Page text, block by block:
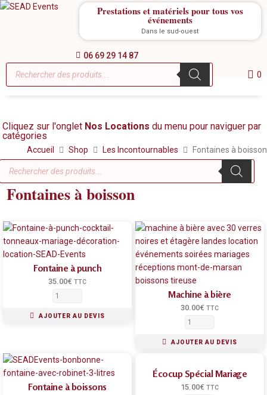
Prestations et matériels pour tous vos
événements
Dans le sud-ouest
06 69 29 14 87
0
Cliquez sur l'onglet Nos Locations du menu pour naviguer par
catégories
Accueil Shop Les Incontournables Fontaines à boisson
Fontaines à boisson
Fontaine à punch
35.00€ TTC
AJOUTER AU DEVIS
Machine à bière
30.00€ TTC
AJOUTER AU DEVIS
Fontaine à boissons
Écocup Spécial Mariage
15.00€ TTC